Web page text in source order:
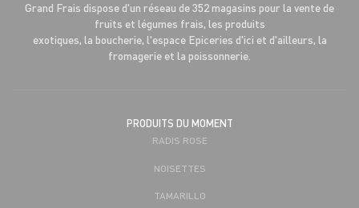
Grand Frais dispose d'un réseau de 352 magasins pour la vente de
fruits et légumes frais, les produits
exotiques, la boucherie, l'espace Epiceries d'ici et d'ailleurs, la
fromagerie et la poissonnerie.
PRODUITS DU MOMENT
RADIS ROSE
NOISETTES
TAMARILLO